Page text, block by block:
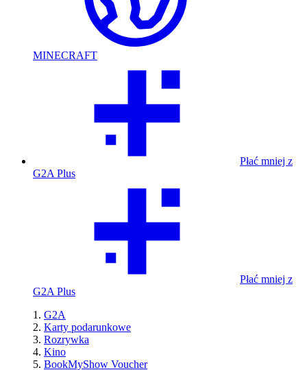
MINECRAFT
Płać mniej z
G2A Plus
Płać mniej z
G2A Plus
G2A
Karty podarunkowe
Rozrywka
Kino
BookMyShow Voucher